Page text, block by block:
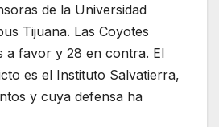
de la Universidad
Tijuana. Las Coyotes
a favor y 28 en contra. El
es el Instituto Salvatierra,
y cuya defensa ha